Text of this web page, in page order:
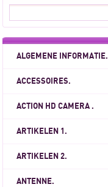
ALGEMENE INFORMATIE.
ACCESSOIRES.
ACTION HD CAMERA .
ARTIKELEN 1.
ARTIKELEN 2.
ANTENNE.